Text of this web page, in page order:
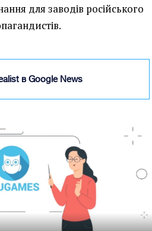
для заводів російського
в Google News